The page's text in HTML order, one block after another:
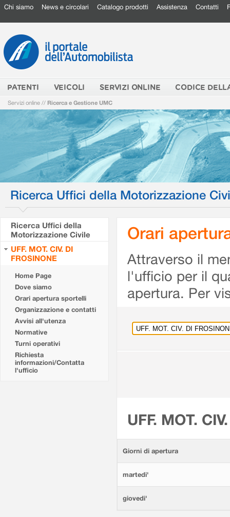
Chi siamo News e circolari Catalogo prodotti Assistenza Contatti
PATENTI VEICOLI SERVIZI ONLINE CODICE
Servizi online // Ricerca e Gestione UMC
Ricerca Uffici della Motorizzazione
Ricerca Uffici della
Motorizzazione Civile
UFF. MOT. CIV. DI
FROSINONE
Home Page
Dove siamo
Orari apertura sportelli
Organizzazione e contatti
Avvisi all'utenza
Normative
Turni operativi
Richiesta
informazioni/Contatta
l'ufficio
Orari
Attraverso il
l'ufficio per il
apertura. Per
UFF. MOT.
Giorni di apertura
martedi'
giovedi'